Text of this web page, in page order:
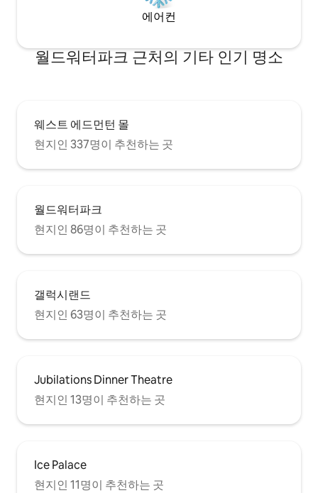
에어컨
월드워터파크 근처의 기타 인기 명소
웨스트 에드먼턴 몰
현지인 337명이 추천하는 곳
월드워터파크
현지인 86명이 추천하는 곳
갤럭시랜드
현지인 63명이 추천하는 곳
Jubilations Dinner Theatre
현지인 13명이 추천하는 곳
Ice Palace
현지인 11명이 추천하는 곳